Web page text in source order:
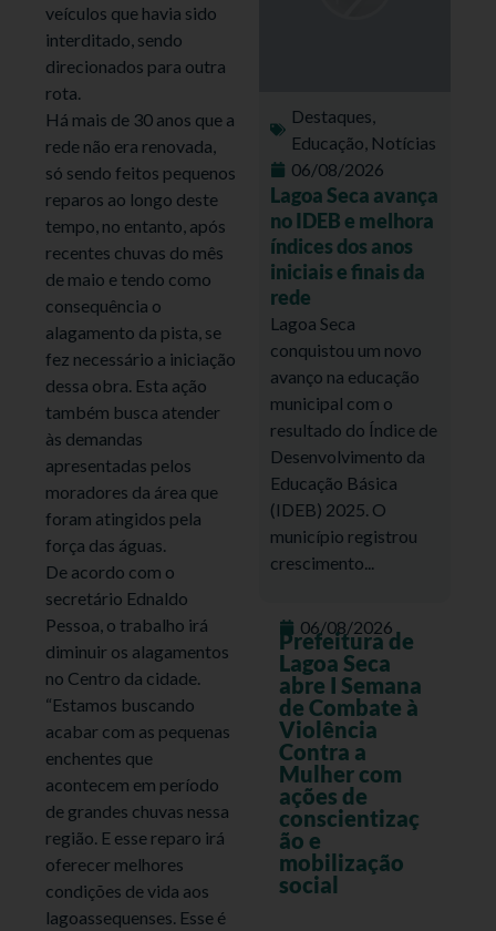
veículos que havia sido
interditado, sendo
direcionados para outra
rota.
Há mais de 30 anos que a
rede não era renovada,
só sendo feitos pequenos
reparos ao longo deste
tempo, no entanto, após
recentes chuvas do mês
de maio e tendo como
consequência o
alagamento da pista, se
fez necessário a iniciação
dessa obra. Esta ação
também busca atender
às demandas
apresentadas pelos
moradores da área que
foram atingidos pela
força das águas.
De acordo com o
secretário Ednaldo
Pessoa, o trabalho irá
diminuir os alagamentos
no Centro da cidade.
“Estamos buscando
acabar com as pequenas
enchentes que
acontecem em período
de grandes chuvas nessa
região. E esse reparo irá
oferecer melhores
condições de vida aos
lagoassequenses. Esse é
Destaques,
Educação, Notícias
06/08/2026
Lagoa Seca avança
no IDEB e melhora
índices dos anos
iniciais e finais da
rede
Lagoa Seca
conquistou um novo
avanço na educação
municipal com o
resultado do Índice de
Desenvolvimento da
Educação Básica
(IDEB) 2025. O
município registrou
crescimento...
06/08/2026
Prefeitura de
Lagoa Seca
abre I Semana
de Combate à
Violência
Contra a
Mulher com
ações de
conscientizaç
ão e
mobilização
social